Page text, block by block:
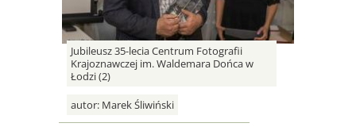
Jubileusz 35-lecia Centrum Fotografii
Krajoznawczej im. Waldemara Dońca w
Łodzi (2)
autor: Marek Śliwiński